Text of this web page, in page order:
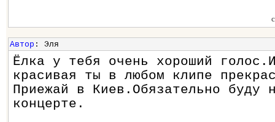
Автор : Эля
Ёлка у тебя очень хороший
красивая ты в любом клипе
Приежай в Киев.Обязательно буду
концерте.